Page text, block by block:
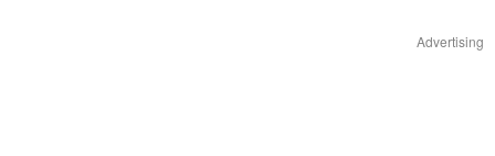
Advertising